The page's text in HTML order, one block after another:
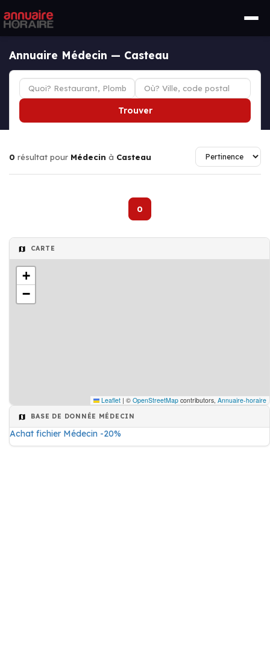
Annuaire Médecin — Casteau
Trouver
0 résultat pour Médecin à Casteau
0
CARTE
+
−
Leaflet | © OpenStreetMap contributors, Annuaire-horaire
BASE DE DONNÉE MÉDECIN
Achat fichier Médecin -20%